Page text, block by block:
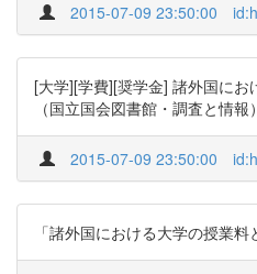
2015-07-09 23:50:00
[大学][学費][奨学金] 諸外国にお
（国立国会図書館・調査と情報）
2015-07-09 23:50:00
「諸外国における大学の授業料